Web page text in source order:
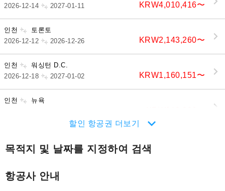
KRW4,010,416〜
2026-12-14 2027-01-11
인천 토론토
KRW2,143,260〜
2026-12-12 2026-12-26
인천 워싱턴 D.C.
KRW1,160,151〜
2026-12-18 2027-01-02
인천 뉴욕
할인 항공권 더보기
목적지 및 날짜를 지정하여 검색
항공사 안내